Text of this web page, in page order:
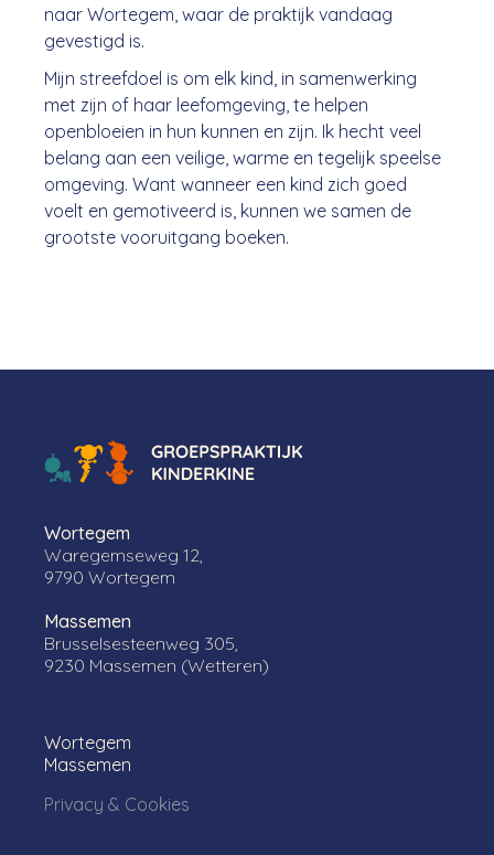
naar Wortegem, waar de praktijk vandaag
gevestigd is.
Mijn streefdoel is om elk kind, in samenwerking
met zijn of haar leefomgeving, te helpen
openbloeien in hun kunnen en zijn. Ik hecht veel
belang aan een veilige, warme en tegelijk speelse
omgeving. Want wanneer een kind zich goed
voelt en gemotiveerd is, kunnen we samen de
grootste vooruitgang boeken.
Wortegem
Waregemseweg 12,
9790 Wortegem
Massemen
Brusselsesteenweg 305,
9230 Massemen (Wetteren)
Wortegem
Massemen
Privacy & Cookies